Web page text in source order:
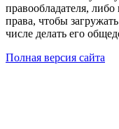
правообладателя,
права, чтобы
числе делать его
Полная версия сайта